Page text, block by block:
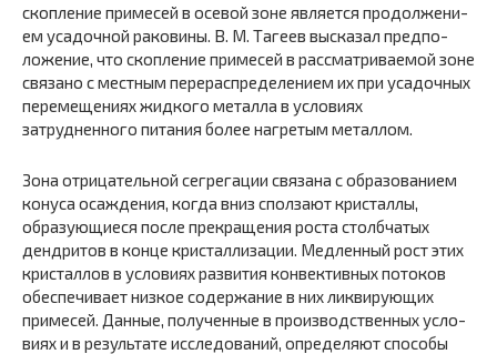
скопление примесей в осевой зоне является продолжени­
ем усадочной раковины. В. М. Тагеев высказал предпо­
ложение, что скопление примесей в рассматриваемой зо­не
связано с местным перераспределением их при уса­дочных
перемещениях жидкого металла в условиях
затрудненного питания более нагретым металлом.
Зона отрицательной сегрегации связана с образовани­ем
конуса осаждения, когда вниз сползают кристаллы,
образующиеся после прекращения роста столбчатых
дендритов в конце кристаллизации. Медленный рост этих
кристаллов в условиях развития конвективных потоков
обеспечивает низкое содержание в них ликвирующих
примесей. Данные, полученные в производственных усло­
виях и в результате исследований, определяют способы